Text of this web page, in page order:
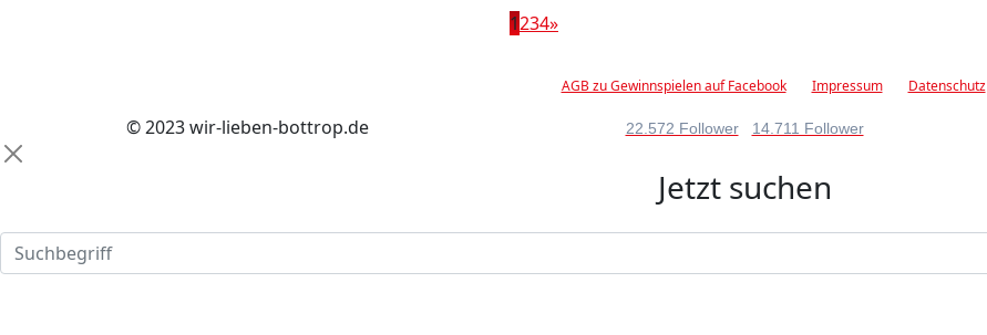
1234»
AGB zu Gewinnspielen auf Facebook Impressum Datenschutz
© 2023 wir-lieben-bottrop.de 22.572 Follower 14.711 Follower
Jetzt suchen